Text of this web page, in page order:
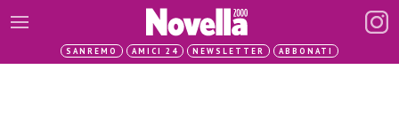
SANREMO AMICI 24 NEWSLETTER ABBONATI